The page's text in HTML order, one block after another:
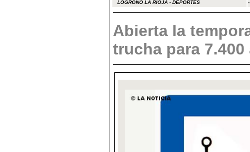
LOGROÑO LA RIOJA - DEPORTES
Abierta la
trucha para